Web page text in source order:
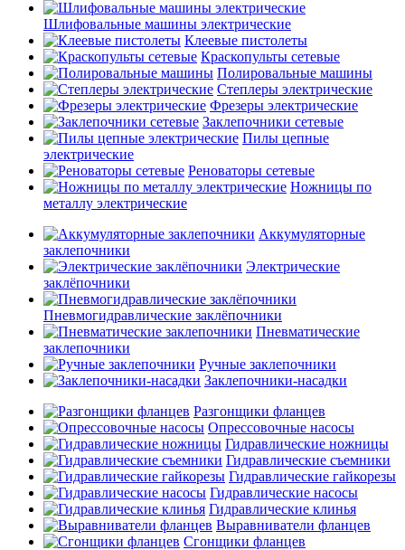
Шлифовальные машины электрические
Клеевые пистолеты
Краскопульты сетевые
Полировальные машины
Степлеры электрические
Фрезеры электрические
Заклепочники сетевые
Пилы цепные
электрические
Реноваторы сетевые
Ножницы по
металлу электрические
Аккумуляторные
заклепочники
Электрические
заклёпочники
Пневмогидравлические заклёпочники
Пневматические
заклепочники
Ручные заклепочники
Заклепочники-насадки
Разгонщики фланцев
Опрессовочные насосы
Гидравлические ножницы
Гидравлические съемники
Гидравлические гайкорезы
Гидравлические насосы
Гидравлические клинья
Выравниватели фланцев
Сгонщики фланцев